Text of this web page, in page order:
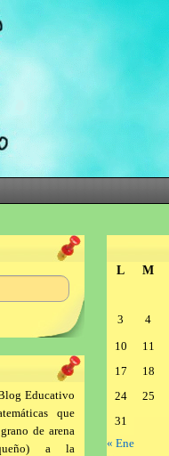
Educativo
que
de arena
a la
L M
3 4
10
11
17
18
24
25
31
« Ene